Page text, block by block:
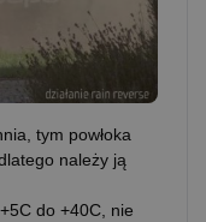
tym powłoka
należy ją
do +40C, nie